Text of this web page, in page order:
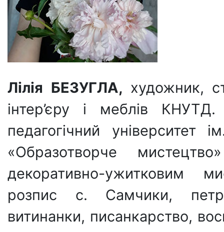
Лілія БЕЗУГЛА, художник,
інтер’єру і меблів
педагогічний університет
«Образотворче
декоративно-ужитковим
розпис с. Самчики,
витинанки, писанкарство,